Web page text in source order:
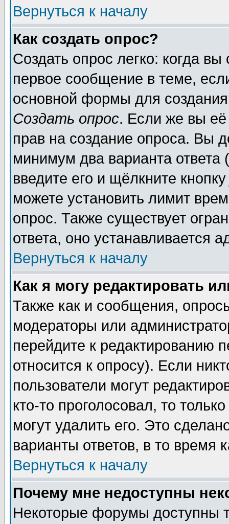
Вернуться к началу
Как создать опрос?
Создать опрос легко: когда
первое сообщение в теме,
основной формы для
Создать опрос. Если же вы её
прав на создание опроса. Вы
минимум два варианта ответа
введите его и щёлкните
можете установить лимит
опрос. Также существует
ответа, оно устанавливается
Вернуться к началу
Как я могу редактировать
Также как и сообщения,
модераторы или
перейдите к редактированию
относится к опросу). Если
пользователи могут
кто-то проголосовал, то
могут удалить его. Это
варианты ответов, в то время
Вернуться к началу
Почему мне недоступны
Некоторые форумы доступны